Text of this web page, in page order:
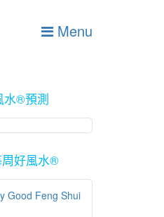
Menu
水®預測
好風水®